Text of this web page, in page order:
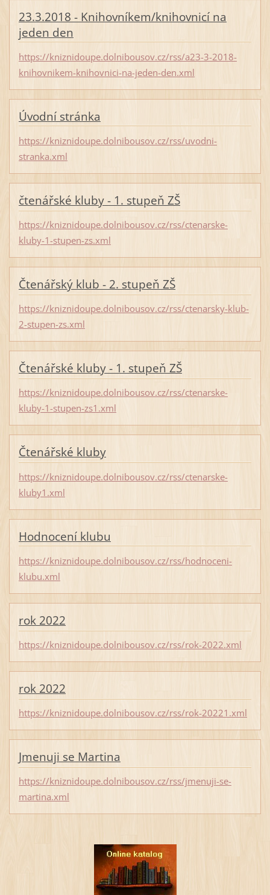
23.3.2018 - Knihovníkem/knihovnicí na
jeden den
https://kniznidoupe.dolnibousov.cz/rss/a23-3-2018-
knihovnikem-knihovnici-na-jeden-den.xml
Úvodní stránka
https://kniznidoupe.dolnibousov.cz/rss/uvodni-
stranka.xml
čtenářské kluby - 1. stupeň ZŠ
https://kniznidoupe.dolnibousov.cz/rss/ctenarske-
kluby-1-stupen-zs.xml
Čtenářský klub - 2. stupeň ZŠ
https://kniznidoupe.dolnibousov.cz/rss/ctenarsky-klub-
2-stupen-zs.xml
Čtenářské kluby - 1. stupeň ZŠ
https://kniznidoupe.dolnibousov.cz/rss/ctenarske-
kluby-1-stupen-zs1.xml
Čtenářské kluby
https://kniznidoupe.dolnibousov.cz/rss/ctenarske-
kluby1.xml
Hodnocení klubu
https://kniznidoupe.dolnibousov.cz/rss/hodnoceni-
klubu.xml
rok 2022
https://kniznidoupe.dolnibousov.cz/rss/rok-2022.xml
rok 2022
https://kniznidoupe.dolnibousov.cz/rss/rok-20221.xml
Jmenuji se Martina
https://kniznidoupe.dolnibousov.cz/rss/jmenuji-se-
martina.xml